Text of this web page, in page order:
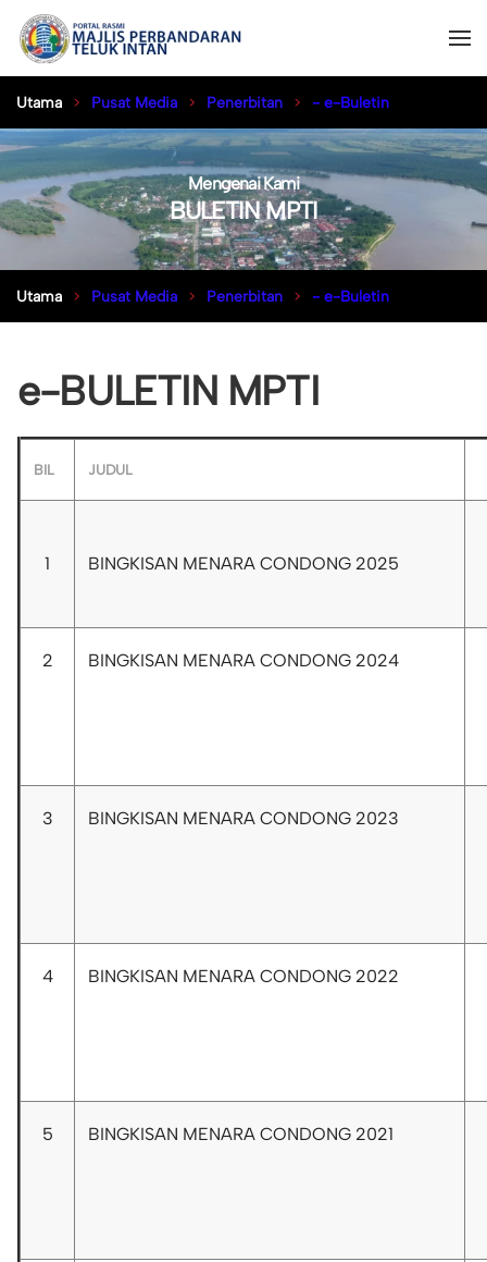
Utama Pusat Media Penerbitan - e-Buletin
Mengenai Kami
BULETIN MPTI
Utama Pusat Media Penerbitan - e-Buletin
e-BULETIN MPTI
BIL JUDUL
1 BINGKISAN MENARA CONDONG 2025
2 BINGKISAN MENARA CONDONG 2024
3 BINGKISAN MENARA CONDONG 2023
4 BINGKISAN MENARA CONDONG 2022
5 BINGKISAN MENARA CONDONG 2021